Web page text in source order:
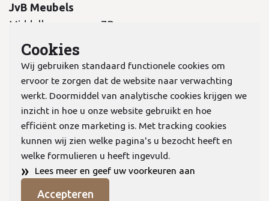
JvB Meubels
Middelkampseweg 7B
5311 PC Gameren
KvK:70978298
Privacyverklaring
Algemene voorwaarden
Cookies
Cookies
Wij gebruiken standaard functionele cookies om
ervoor te zorgen dat de website naar verwachting
werkt. Doormiddel van analytische cookies krijgen we
inzicht in hoe u onze website gebruikt en hoe
efficiënt onze marketing is. Met tracking cookies
kunnen wij zien welke pagina's u bezocht heeft en
welke formulieren u heeft ingevuld.
» Lees meer en geef uw voorkeuren aan
Accepteren